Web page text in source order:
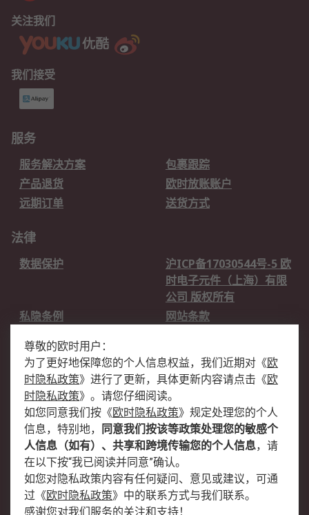
关注我们
我们接受
服务
服务解决方案
包裹跟踪
产品退货
欧时放账账户
远期订单
送货方式
法律
数据保护
沪ICP备17030544号-5 欧
时电子元件（上海）有限
公司 版权所有
私隐条例
网站条款
关于欧时
欧时销售条款
账户和付款
企业集团
全球办事处
关于我们
新闻中心
加入我们
尊敬的欧时用户：
为了更好地保障您的个人信息权益，我们近期对 《欧
时隐私政策》 进行了更新，具体更新内容请点击 《欧
时隐私政策》 。请您仔细阅读。
如您同意我们按 《欧时隐私政策》 规定处理您的个人
信息，特别地，
同意我们按该等政策处理您的敏感个
人信息（如有）、共享和跨境传输您的个人信息，请
在以下按“我已阅读并同意”确认。
如您对隐私政策内容有任何疑问、意见或建议，可通
过 《欧时隐私政策》 中的联系方式与我们联系。
感谢您对我们服务的关注和支持！